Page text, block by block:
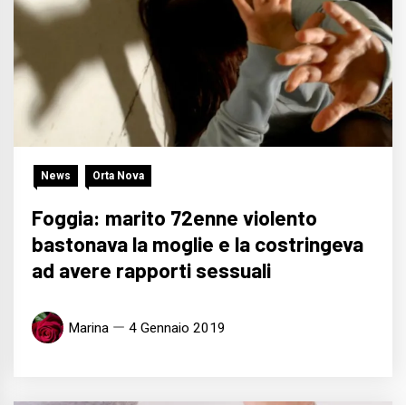
News Orta Nova
Foggia: marito 72enne violento
bastonava la moglie e la costringeva
ad avere rapporti sessuali
Marina 4 Gennaio 2019